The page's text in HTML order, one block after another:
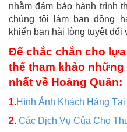
nhằm đảm bảo hành trình
chúng tôi làm bạn đồng
khiến bạn hài lòng tuyệt
Để chắc chắn cho
thể tham khảo
nhất về Hoàng Quân:
1.Hình Ảnh Khách Hàng
2. Các Dịch Vụ Của Cho